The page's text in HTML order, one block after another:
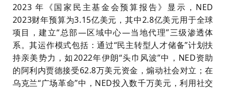
2023 年《国家民主基金会预算报告》显示，NED
2023财年预算为3.15亿美元，其中2.8亿美元用于全球
项目，建立“总部—区域中心—当地代理”三级渗透体
系。其运作模式包括：通过“民主转型人才储备”计划扶
持亲美势力，如2022年伊朗“头巾风波”中，NED资助
的阿利内贾德接受62.8万美元资金，煽动社会对立；在
乌克兰“广场革命”中，NED投入数千万美元，利用社交